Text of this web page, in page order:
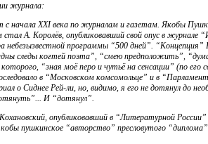
журнала:
с начала XXI века по журналам и газетам. Якобы
А. Королёв, опубликовавший свой опус в журнале
небезызвестной программы “500 дней”.
следы когтей поэта”, “смею предположить”,
“зная моё перо и чутьё на сенсации” (по
в “Московском комсомольце” и в
о Сиднее Рей-ли, но, видимо, я его не дотянул до
И “дотянул”.
опубликовавший в “Литературной
пушкинское “авторство” пресловутого